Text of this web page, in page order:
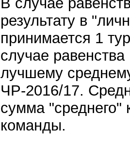
результату в
принимается 1
случае
лучшему
ЧР-2016/17.
сумма "среднего"
команды.